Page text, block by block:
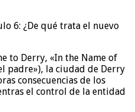
6: ¿De qué trata el nuevo
to Derry, «In the Name of
padre»), la ciudad de Derry
consecuencias de los
el control de la entidad